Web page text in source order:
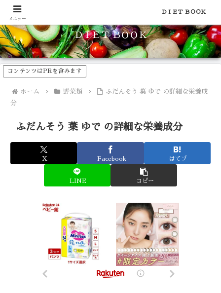
食品のカロリーや糖質などの栄養素がわかる！健康やダイエットに
ＤＩＥＴ ＢＯＯＫ
コンテンツはPRを含みます
ホーム 野菜類
ふだんそう 葉 ゆで の詳細な栄養成
分
ふだんそう 葉 ゆで の詳細な栄養成分
X Facebook はてブ
LINE コピー
メニュー
ＤＩＥＴ ＢＯＯＫ